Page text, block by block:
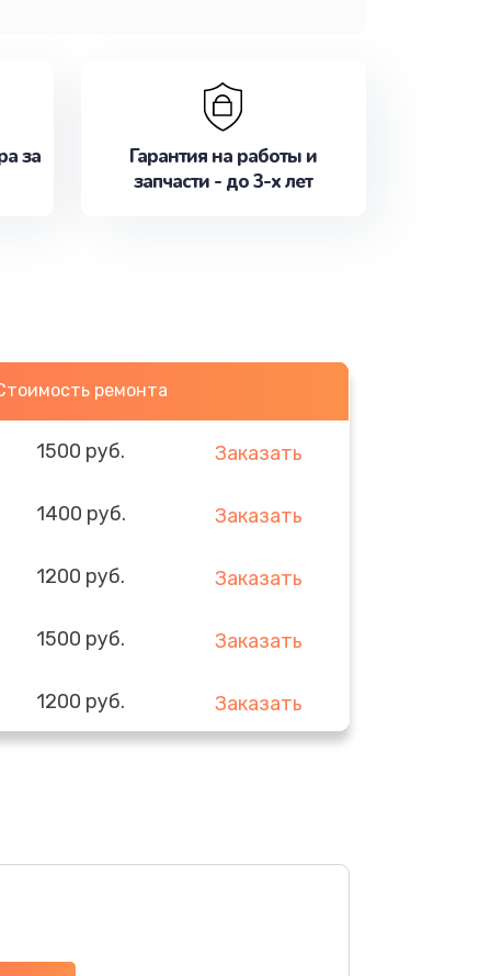
за
Гарантия на работы и
запчасти - до 3-х лет
ремонта
1500 руб. Заказать
1400 руб. Заказать
1200 руб. Заказать
1500 руб. Заказать
1200 руб. Заказать